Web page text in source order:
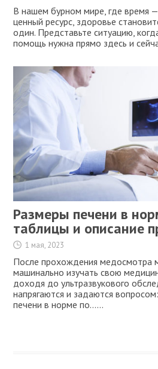
В нашем бурном мире, где время
ценный ресурс, здоровье
один. Представьте ситуацию,
помощь нужна прямо здесь и
Размеры печени в
таблицы и описание
1 мая, 2023
После прохождения медосмотра
машинально изучать свою
доходя до ультразвукового
напрягаются и задаются
печени в норме по…...